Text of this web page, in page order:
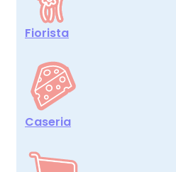
Fiorista
Caseria